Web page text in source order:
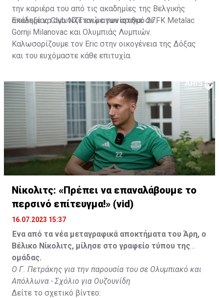
την καριέρα του από τις ακαδημίες της Βελγικής
ακαδημίας Club NXT ενώ αγωνίστηκε σε FK Metalac
Gornji Milanovac και Ολυμπιάς Λυμπιών.
Επέλεξε να αγωνίζεται με τον αριθμό 27.
Καλωσορίζουμε τον Eric στην οικογένεια της Δόξας
και του ευχόμαστε κάθε επιτυχία.
Νίκολιτς: «Πρέπει να επαναλάβουμε το
περσινό επίτευγμα!» (vid)
16.07.2023 15:37
Ένα από τα νέα μεταγραφικά αποκτήματα του Άρη, ο
Βέλικο Νίκολιτς, μίλησε στο γραφείο τύπου της
ομάδας.
Ο Γ. Πετράκης για την παρουσία του σε Ολυμπιακό και
Απόλλωνα - Σχόλιο για Ουζουνίδη
Δείτε το σχετικό βίντεο: